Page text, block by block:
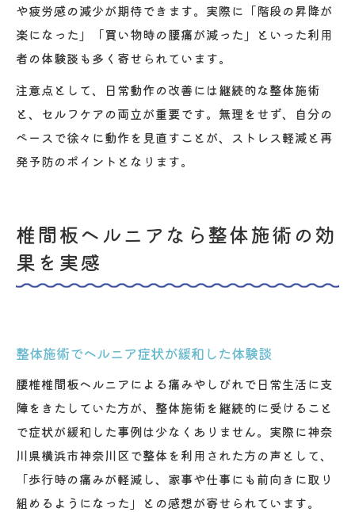
や疲労感の減少が期待できます。実際に「階段の昇降が
楽になった」「買い物時の腰痛が減った」といった利用
者の体験談も多く寄せられています。
注意点として、日常動作の改善には継続的な整体施術
と、セルフケアの両立が重要です。無理をせず、自分の
ペースで徐々に動作を見直すことが、ストレス軽減と再
発予防のポイントとなります。
椎間板ヘルニアなら整体施術の効
果を実感
整体施術でヘルニア症状が緩和した体験談
腰椎椎間板ヘルニアによる痛みやしびれで日常生活に支
障をきたしていた方が、整体施術を継続的に受けること
で症状が緩和した事例は少なくありません。実際に神奈
川県横浜市神奈川区で整体を利用された方の声として、
「歩行時の痛みが軽減し、家事や仕事にも前向きに取り
組めるようになった」との感想が寄せられています。